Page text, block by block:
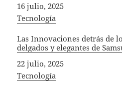
Fecha
16 julio, 2025
In relation to
Tecnología
Las Innovaciones detrás de
delgados y elegantes de
Fecha
22 julio, 2025
In relation to
Tecnología